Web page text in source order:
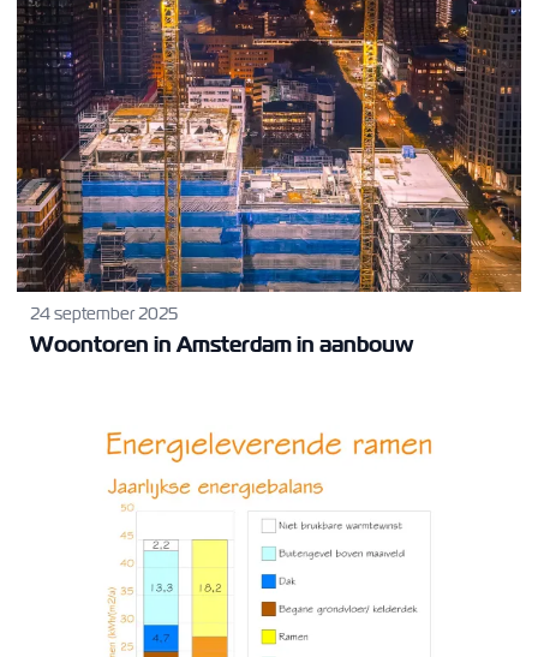
24 september 2025
Woontoren in Amsterdam in aanbouw